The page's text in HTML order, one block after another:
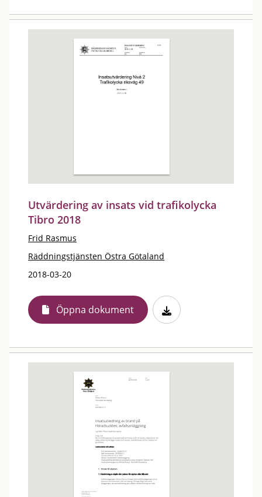
Utvärdering av insats vid trafikolycka
Tibro 2018
Frid Rasmus
Räddningstjänsten Östra Götaland
2018-03-20
Öppna dokument